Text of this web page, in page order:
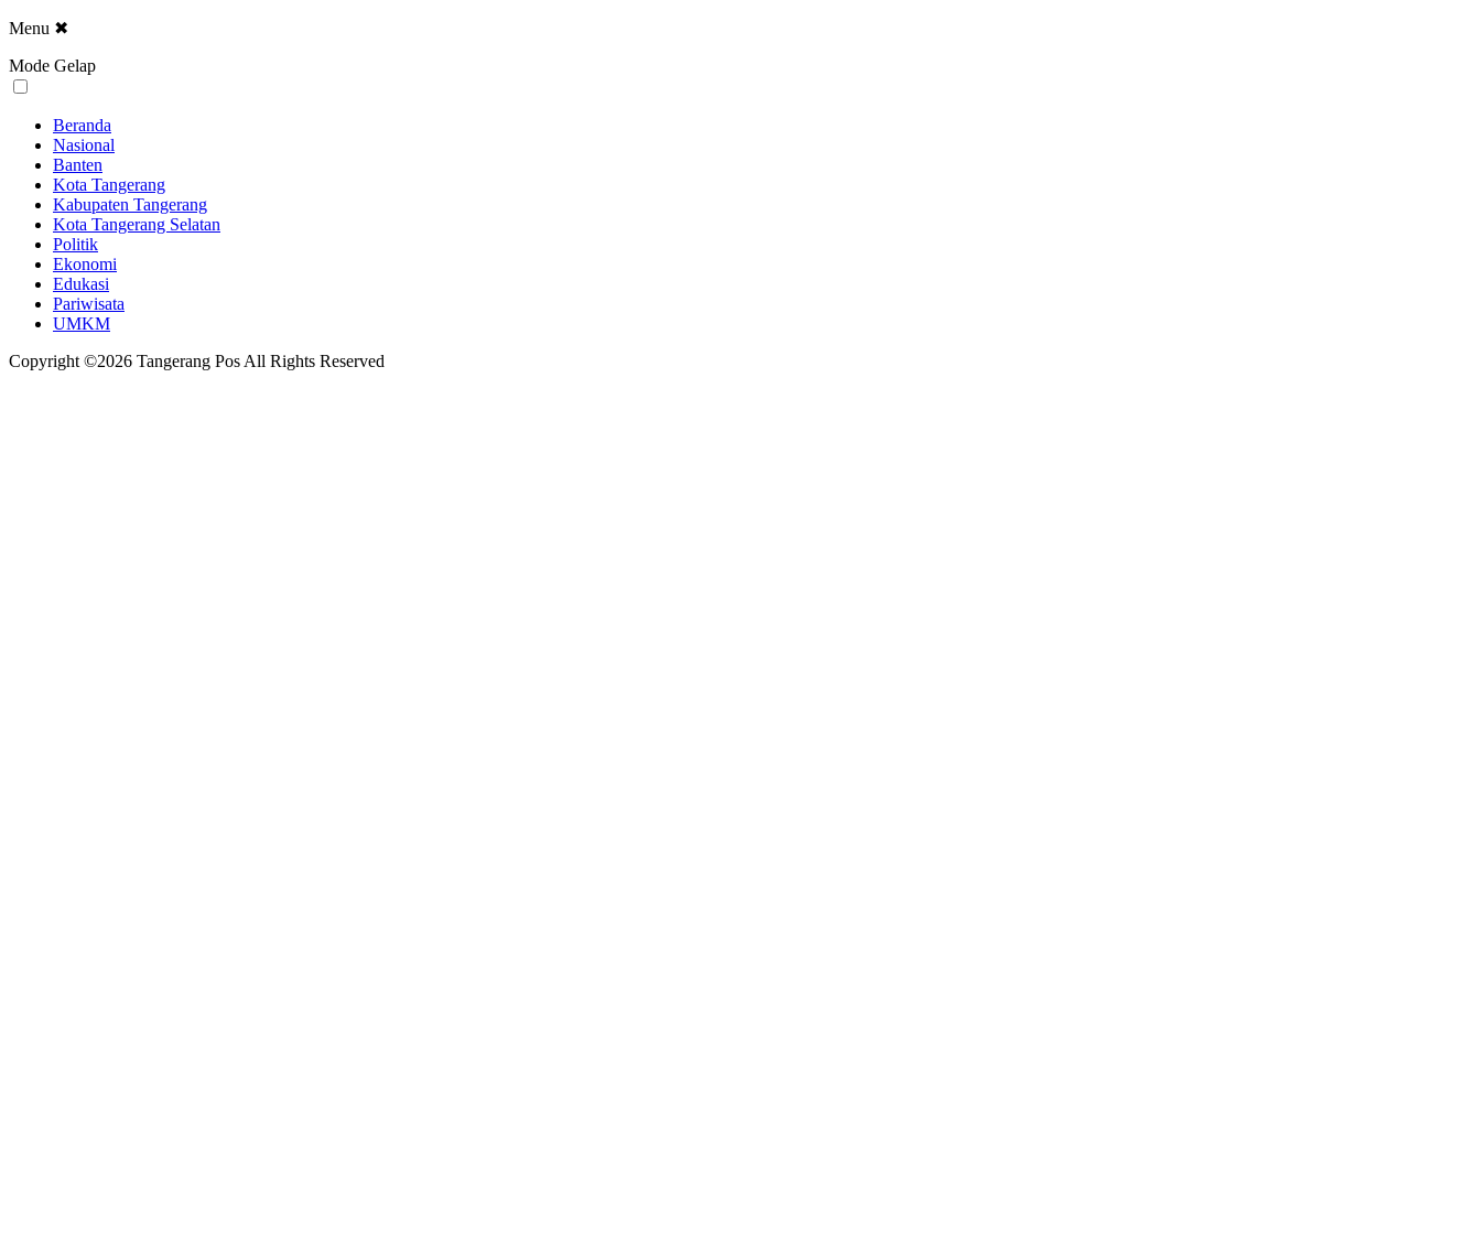
Menu ✖
Mode Gelap
Beranda
Nasional
Banten
Kota Tangerang
Kabupaten Tangerang
Kota Tangerang Selatan
Politik
Ekonomi
Edukasi
Pariwisata
UMKM
Copyright ©2026 Tangerang Pos All Rights Reserved